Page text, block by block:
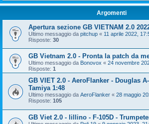
Argomenti
Apertura sezione GB VIETNAM 2.0
Ultimo messaggio da pitchup « 11 aprile 2022,
Risposte: 30
GB Vietnam 2.0 - Pronta la patch da
Ultimo messaggio da Bonovox « 24 novembre
Risposte: 1
GB VIET 2.0 - AeroFlanker - Douglas
Tamiya 1:48
Ultimo messaggio da AeroFlanker « 28 maggio
Risposte: 105
GB Viet 2.0 - lillino - F-105D -